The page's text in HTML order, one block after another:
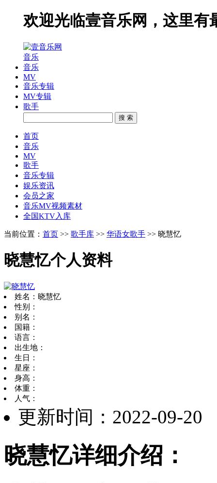
欢迎光临壹音乐网，这里有
音乐
音乐
MV
音乐专辑
MV专辑
歌手
搜 索
首页
音乐
MV
歌手
音乐专辑
娱乐资讯
会员之家
音乐MV视频素材
全国KTV入库
当前位置： 首页 >> 歌手库 >> 华语女歌手 >> 晓慧忆
晓慧忆个人资料
姓名：晓慧忆
性别：
别名：
国籍：
语言：
出生地：
生日：
星座：
身高：
体重：
人气：
更新时间：2022-09-20
晓慧忆详细介绍：